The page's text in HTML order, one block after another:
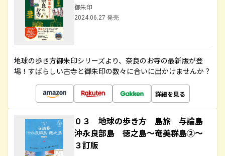
御朱印
2024.06.27 発売
地球の歩き方御朱印シリーズより、奈良のお寺の最新版が登
場！すばらしい古寺と御朱印の数々に合いに出かけませんか？
詳細を見る
０３ 地球の歩き方 島旅 与論島
沖永良部島 徳之島～奄美群島②～
３訂版